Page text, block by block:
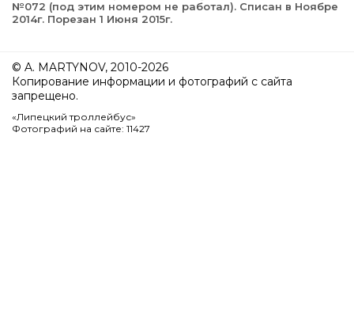
№072 (под этим номером не работал). Списан в Ноябре
2014г. Порезан 1 Июня 2015г.
© A. MARTYNOV, 2010-2026
Копирование информации и фотографий с сайта
запрещено.
«Липецкий троллейбус»
Фотографий на сайте: 11427